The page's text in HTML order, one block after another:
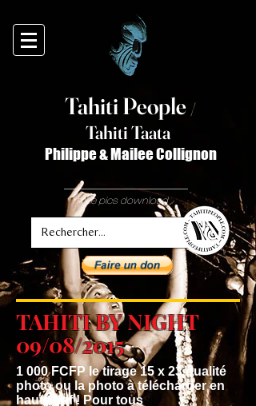
Tahiti People /
Tahiti Taata
Philippe & Mailee Collignon
free pics download
TAHITI BY NIGHT
09/08/2015
1 000 FCFP le tirage 15 x 23 qualité
photo ou la photo à télécharger en
haute def ! Pour tous